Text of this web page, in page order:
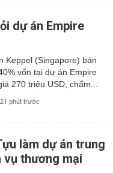
dự án Empire
Keppel (Singapore) bán
vốn tại dự án Empire
270 triệu USD, chấm...
21 phút trước
làm dự án trung
vụ thương mại